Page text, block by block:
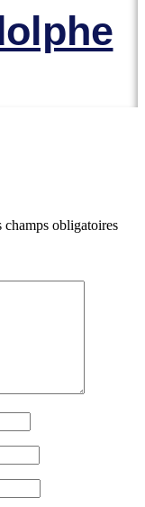
champs obligatoires